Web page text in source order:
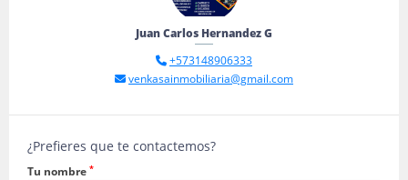
Juan Carlos Hernandez G
+573148906333
venkasainmobiliaria@gmail.com
¿Prefieres que te contactemos?
Tu nombre *